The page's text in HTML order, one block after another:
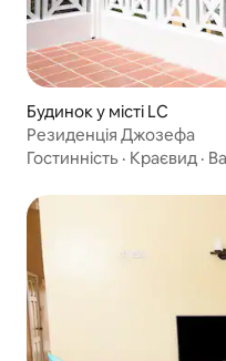
Будинок у місті LC
Резиденція Джозефа
Гостинність · Краєвид ·